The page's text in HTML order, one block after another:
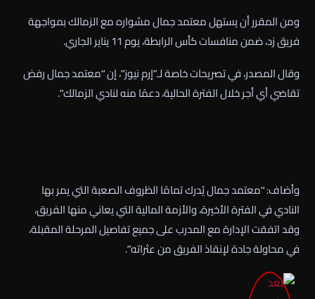
ومن المقرر أن يستهل معتمد جمال مشواره مع الزمالك بمواجهة
فريق زد، ضمن منافسات كأس الرابطة، يوم 11 يناير الجاري.
وقال المصدر، في تصريحات خاصة لـ”إرم نيوز”، إن “معتمد جمال رفض
تقاضي أي أجر خلال الفترة الحالية، دعمًا منه لنادي الزمالك”.
وأضاف: “معتمد جمال يُدرك تمامًا الظروف الصعبة التي يمر بها
النادي في الفترة الأخيرة، والأزمة المالية التي يعاني منها الفريق،
وقد اتفقت الإدارة مع المدرب على جميع تفاصيل المرحلة المقبلة،
في محاولة جادة لإنقاذ الفريق من عثراته”.